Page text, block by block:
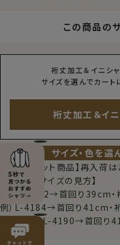
この商品の
裄丈加工＆イニシ
サイズを選んでカー
裄丈加工＆イ
サイズ・色を選
【限定スポット商品】再入荷
【シャツのサイズの見方】
例）M-3982→首回り39cm
例）L-4184→首回り41cm・
例）TALL-L-4190→首回り